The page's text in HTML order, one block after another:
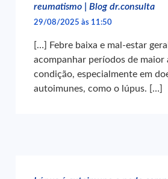
reumatismo | Blog dr.consulta
29/08/2025 às 11:50
[…] Febre baixa e mal-estar
acompanhar períodos de maior
condição, especialmente em
autoimunes, como o lúpus. […]